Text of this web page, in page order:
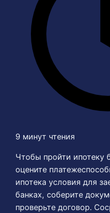
9 минут чтения
Чтобы пройти ипотеку
оцените
ипотека условия для
банках, соберите
проверьте договор.